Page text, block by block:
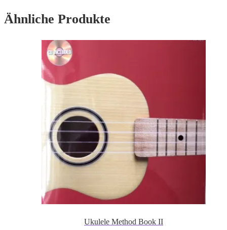
Ähnliche Produkte
Ukulele Method Book II